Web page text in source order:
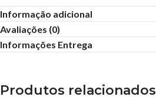
Informação adicional
Avaliações (0)
Informações Entrega
Produtos relacionados